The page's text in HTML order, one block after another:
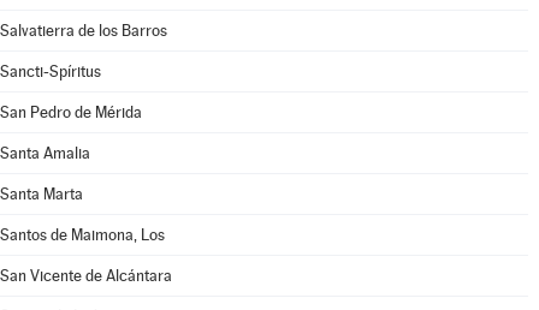
Salvatierra de los Barros
Sancti-Spíritus
San Pedro de Mérida
Santa Amalia
Santa Marta
Santos de Maimona, Los
San Vicente de Alcántara